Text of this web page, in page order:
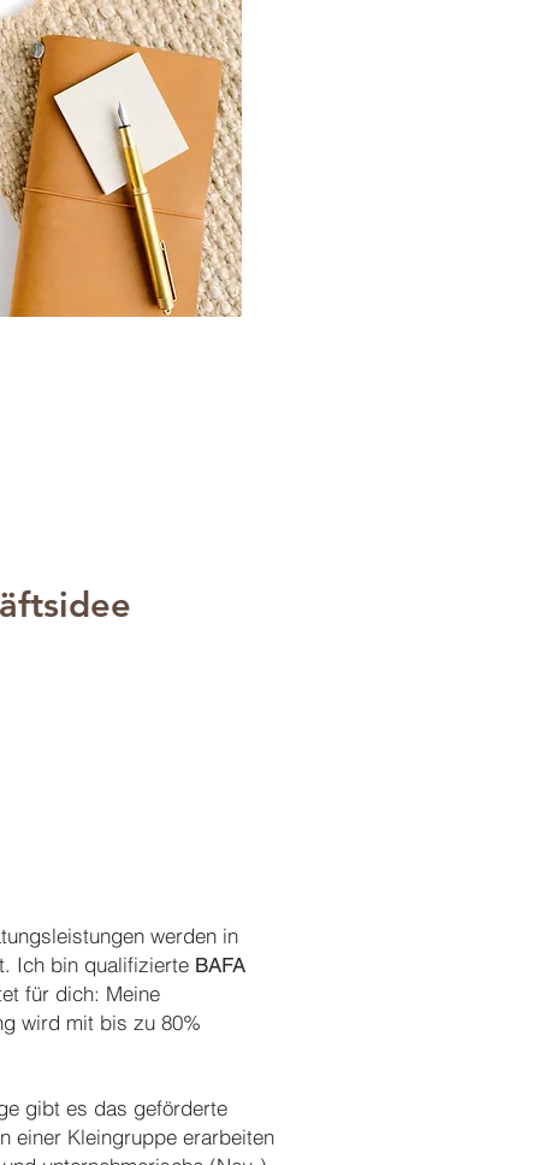
werden in
Ich bin qualifizierte BAFA
für dich: Meine
wird mit bis zu 80%
gibt es das geförderte
einer Kleingruppe erarbeiten